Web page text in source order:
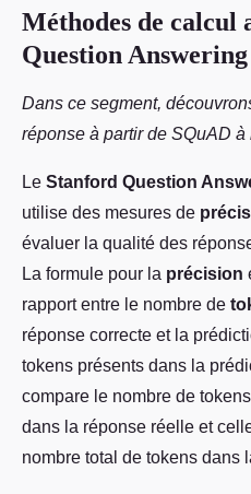
Méthodes de calcul
Question
Dans ce segment,
réponse à partir de SQuAD à
Le Stanford Question
utilise des mesures de
évaluer la qualité des
La formule pour la précision
rapport entre le nombre de
réponse correcte et la
tokens présents dans la
compare le nombre de
dans la réponse réelle et
nombre total de tokens dans